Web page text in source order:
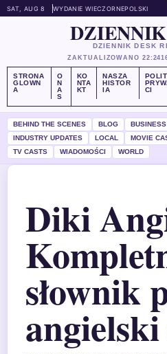
SAT, AUG 8 WYDANIE WIECZORNEPOLSKI
DZIENNIK DESK
ZAKTUALIZOWANO 22:24
STRONA
GLOWN
A
O
N
A
S
KO
NTA
KT
NASZA
HISTOR
IA
CI
BEHIND THE SCENES BLOG BUSINESS
INDUSTRY UPDATES
LOCAL MOVIE
TV CASTS
WIADOMOŚCI WORLD
Diki
słownik